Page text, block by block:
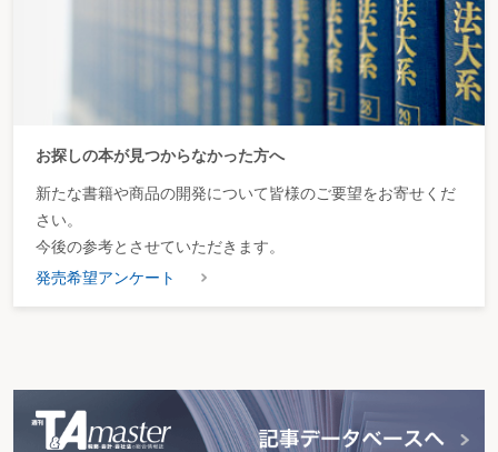
お探しの本が見つからなかった方へ
新たな書籍や商品の開発について皆様のご要望をお寄せくだ
さい。
今後の参考とさせていただきます。
発売希望アンケート